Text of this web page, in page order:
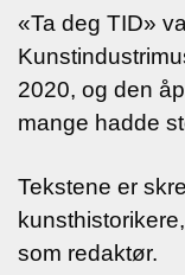
«Ta deg TID»
2020, og den
mange hadde
Tekstene er
som redaktør.